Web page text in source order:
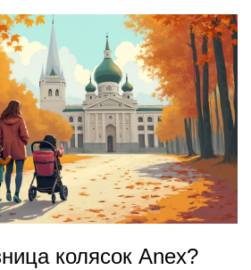
колясок Anex?